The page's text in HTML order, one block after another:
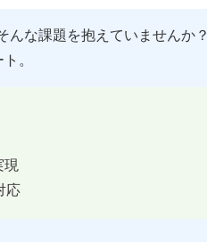
んな課題を抱えていませんか？
。
現
応